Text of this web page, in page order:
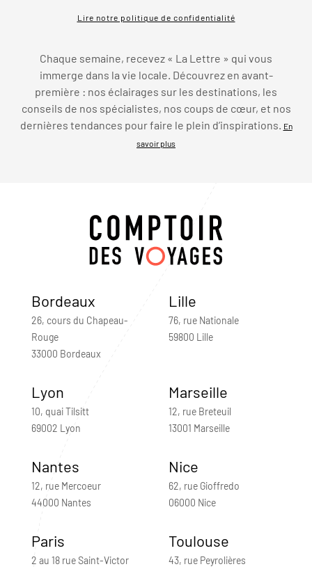
Lire notre politique de confidentialité
Chaque semaine, recevez « La Lettre » qui vous
immerge dans la vie locale. Découvrez en avant-
première : nos éclairages sur les destinations, les
conseils de nos spécialistes, nos coups de cœur, et nos
dernières tendances pour faire le plein d’inspirations.
En
savoir plus
Bordeaux
26, cours du Chapeau-
Rouge
33000 Bordeaux
Lille
76, rue Nationale
59800 Lille
Lyon
10, quai Tilsitt
69002 Lyon
Marseille
12, rue Breteuil
13001 Marseille
Nantes
12, rue Mercoeur
44000 Nantes
Nice
62, rue Gioffredo
06000 Nice
Paris
2 au 18 rue Saint-Victor
Toulouse
43, rue Peyrolières